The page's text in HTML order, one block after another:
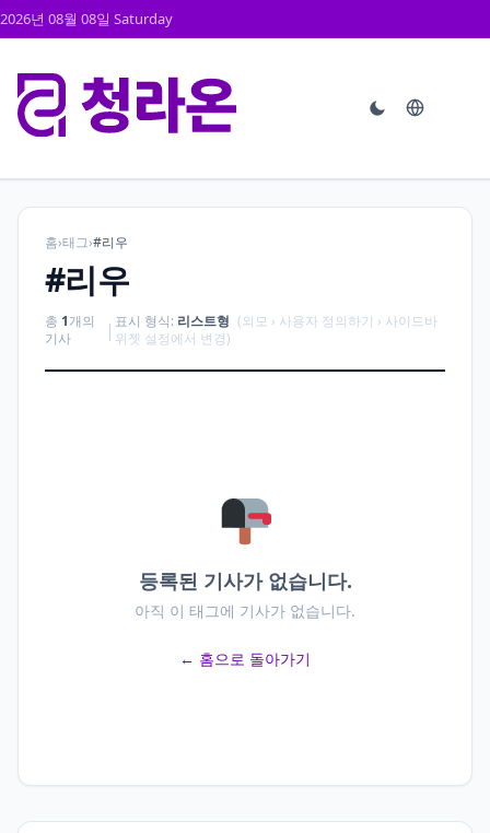
2026년 08월 08일 Saturday
홈›태그›#리우
#리우
총 1개의
기사
| 표시 형식: 리스트형 (외모 › 사용자 정의하기 › 사이드바
위젯 설정에서 변경)
등록된 기사가 없습니다.
아직 이 태그에 기사가 없습니다.
← 홈으로 돌아가기